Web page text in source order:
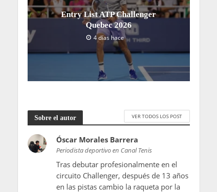
Entry List ATP Challenger
Quebec 2026
4 días hace
Sobre el autor VER TODOS LOS POST
Óscar Morales Barrera
Periodista deportivo en Canal Tenis
Tras debutar profesionalmente en el
circuito Challenger, después de 13 años
en las pistas cambio la raqueta por la